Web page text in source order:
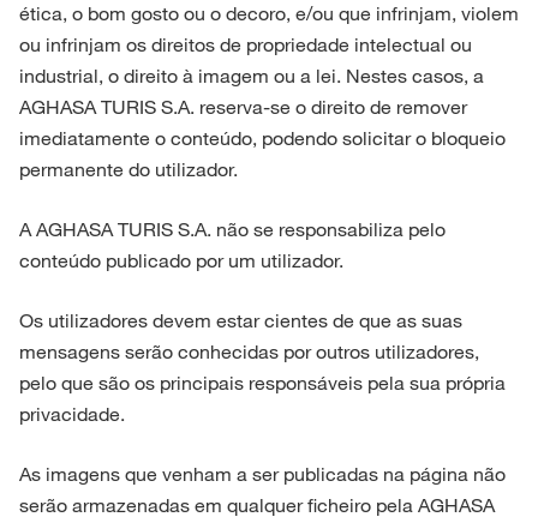
ética, o bom gosto ou o decoro, e/ou que infrinjam, violem
ou infrinjam os direitos de propriedade intelectual ou
industrial, o direito à imagem ou a lei. Nestes casos, a
AGHASA TURIS S.A. reserva-se o direito de remover
imediatamente o conteúdo, podendo solicitar o bloqueio
permanente do utilizador.
A AGHASA TURIS S.A. não se responsabiliza pelo
conteúdo publicado por um utilizador.
Os utilizadores devem estar cientes de que as suas
mensagens serão conhecidas por outros utilizadores,
pelo que são os principais responsáveis pela sua própria
privacidade.
As imagens que venham a ser publicadas na página não
serão armazenadas em qualquer ficheiro pela AGHASA